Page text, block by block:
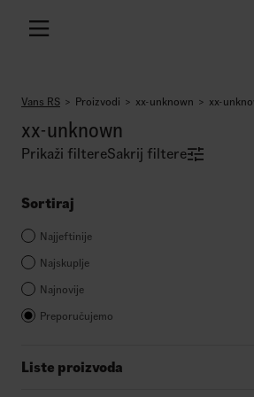
Vans RS Proizvodi xx-unknown xx-
xx-unknown
Prikaži filtereSakrij filtere
Sortiraj
Najjeftinije
Najskuplje
Najnovije
Preporučujemo
Liste proizvoda